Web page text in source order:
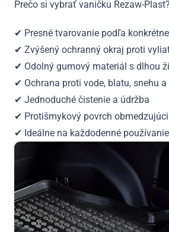
Prečo si vybrať vaničku Rezaw-Plast?
✔ Presné tvarovanie podľa
✔ Zvýšený ochranný okraj proti
✔ Odolný gumový materiál s dlhou
✔ Ochrana proti vode, blatu, snehu
✔ Jednoduché čistenie a údržba
✔ Protišmykový povrch
✔ Ideálne na každodenné